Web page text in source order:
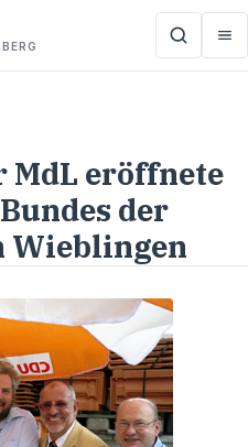
MdL eröffnete
der
Wieblingen